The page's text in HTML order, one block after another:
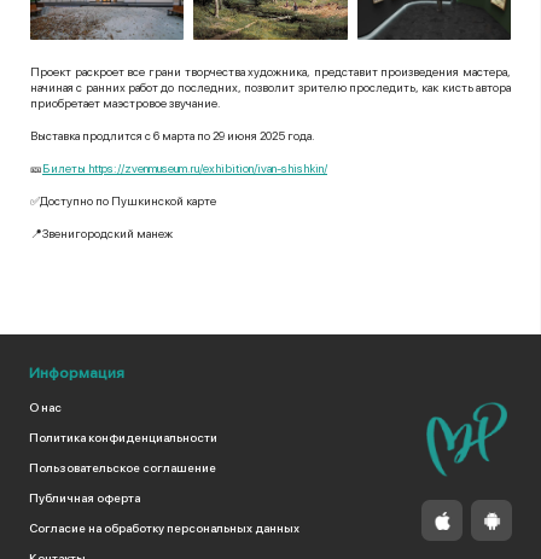
Проект раскроет все грани творчества художника, представит произведения мастера,
начиная с ранних работ до последних, позволит зрителю проследить, как кисть автора
приобретает маэстровое звучание.
Выставка продлится с 6 марта по 29 июня 2025 года.
🎫Билеты https://zvenmuseum.ru/exhibition/ivan-shishkin/
✅Доступно по Пушкинской карте
📍Звенигородский манеж
Информация
О нас
Политика конфиденциальности
Пользовательское соглашение
Публичная оферта
Согласие на обработку персональных данных